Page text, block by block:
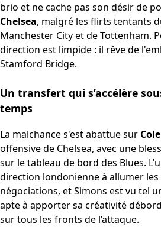
brio et ne cache pas son désir de
Chelsea, malgré les flirts tentants
Manchester City et de Tottenham.
direction est limpide : il rêve de
Stamford Bridge.
Un transfert qui s’accélère
temps
La malchance s'est abattue sur
offensive de Chelsea, avec une
sur le tableau de bord des Blues.
direction londonienne à allumer
négociations, et Simons est vu tel
apte à apporter sa créativité
sur tous les fronts de l’attaque.